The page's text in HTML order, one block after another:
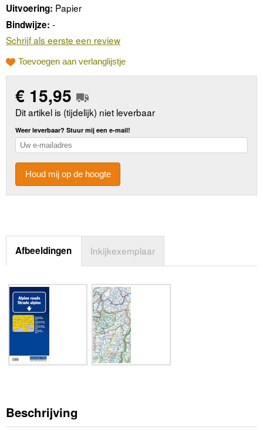
Uitvoering: Papier
Bindwijze: -
Schrijf als eerste een review
Toevoegen aan verlanglijstje
€ 15,95
Dit artikel is (tijdelijk) niet leverbaar
Weer leverbaar? Stuur mij een e-mail!
Houd mij op de hoogte
Afbeeldingen Inkijkexemplaar
Beschrijving